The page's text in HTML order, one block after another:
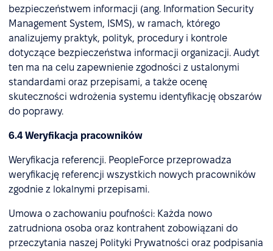
bezpieczeństwem informacji (ang. Information Security
Management System, ISMS), w ramach, którego
analizujemy praktyk, polityk, procedury i kontrole
dotyczące bezpieczeństwa informacji organizacji. Audyt
ten ma na celu zapewnienie zgodności z ustalonymi
standardami oraz przepisami, a także ocenę
skuteczności wdrożenia systemu identyfikację obszarów
do poprawy.
6.4 Weryfikacja pracowników
Weryfikacja referencji. PeopleForce przeprowadza
weryfikację referencji wszystkich nowych pracowników
zgodnie z lokalnymi przepisami.
Umowa o zachowaniu poufności: Każda nowo
zatrudniona osoba oraz kontrahent zobowiązani do
przeczytania naszej Polityki Prywatności oraz podpisania